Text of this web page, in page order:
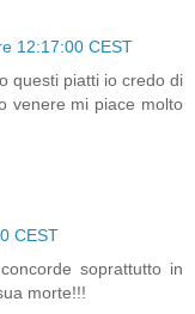
12:17:00 CEST
questi piatti io credo di
venere mi piace molto
CEST
soprattutto in
morte!!!